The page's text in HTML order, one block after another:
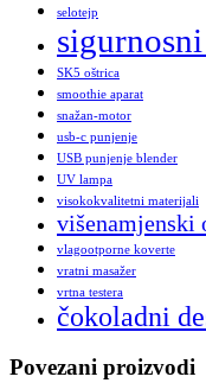
selotejp
SK5 oštrica
smoothie aparat
snažan-motor
usb-c punjenje
USB punjenje blender
UV lampa
visokokvalitetni materijali
višenamjenski
vlagootporne koverte
vratni masažer
vrtna testera
čokoladni
Povezani proizvodi